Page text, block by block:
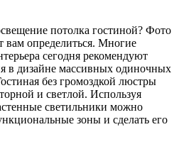
потолка гостиной? Фото
вам определиться. Многие
сегодня рекомендуют
в дизайне массивных одиночных
без громоздкой люстры
и светлой. Используя
светильники можно
зоны и сделать его